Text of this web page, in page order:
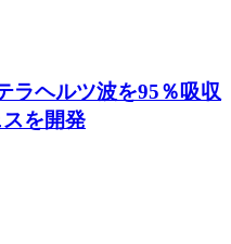
ラヘルツ波を95％吸収
を開発